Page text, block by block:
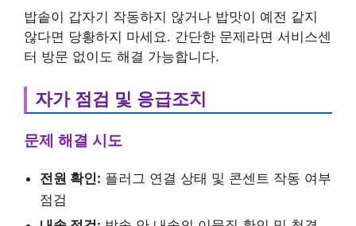
밥솥이 갑자기 작동하지 않거나 밥맛이 예전 같지
않다면 당황하지 마세요. 간단한 문제라면 서비스센
터 방문 없이도 해결 가능합니다.
자가 점검 및 응급조치
문제 해결 시도
전원 확인: 플러그 연결 상태 및 콘센트 작동 여부
점검